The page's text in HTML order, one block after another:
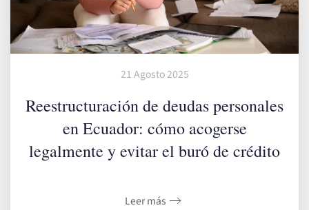
21 Agosto 2025
Reestructuración de deudas personales
en Ecuador: cómo acogerse
legalmente y evitar el buró de crédito
Leer más